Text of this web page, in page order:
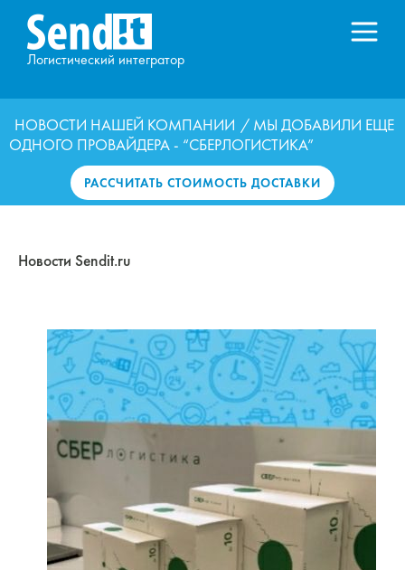
Логистический интегратор
НОВОСТИ НАШЕЙ КОМПАНИИ / МЫ ДОБАВИЛИ ЕЩЕ
ОДНОГО ПРОВАЙДЕРА - “СБЕРЛОГИСТИКА”
РАССЧИТАТЬ СТОИМОСТЬ ДОСТАВКИ
Новости Sendit.ru